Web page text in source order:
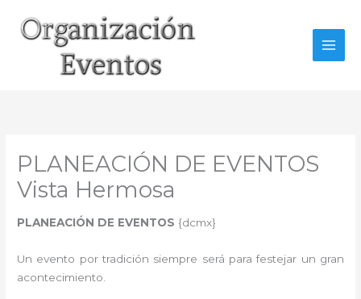
contenido
PLANEACIÓN DE EVENTOS
Vista Hermosa
PLANEACIÓN DE EVENTOS {dcmx}
Un evento por tradición siempre será para festejar un gran
acontecimiento.